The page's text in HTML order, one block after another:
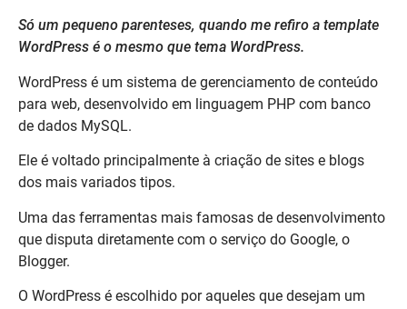
Só um pequeno parenteses, quando me refiro a template
WordPress é o mesmo que tema WordPress.
WordPress é um sistema de gerenciamento de conteúdo
para web, desenvolvido em linguagem PHP com banco
de dados MySQL.
Ele é voltado principalmente à criação de sites e blogs
dos mais variados tipos.
Uma das ferramentas mais famosas de desenvolvimento
que disputa diretamente com o serviço do Google, o
Blogger.
O WordPress é escolhido por aqueles que desejam um